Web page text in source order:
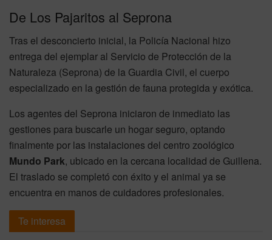
De Los Pajaritos al Seprona
Tras el desconcierto inicial, la Policía Nacional hizo
entrega del ejemplar al Servicio de Protección de la
Naturaleza (Seprona) de la Guardia Civil, el cuerpo
especializado en la gestión de fauna protegida y exótica.
Los agentes del Seprona iniciaron de inmediato las
gestiones para buscarle un hogar seguro, optando
finalmente por las instalaciones del centro zoológico
Mundo Park, ubicado en la cercana localidad de Guillena.
El traslado se completó con éxito y el animal ya se
encuentra en manos de cuidadores profesionales.
Te interesa